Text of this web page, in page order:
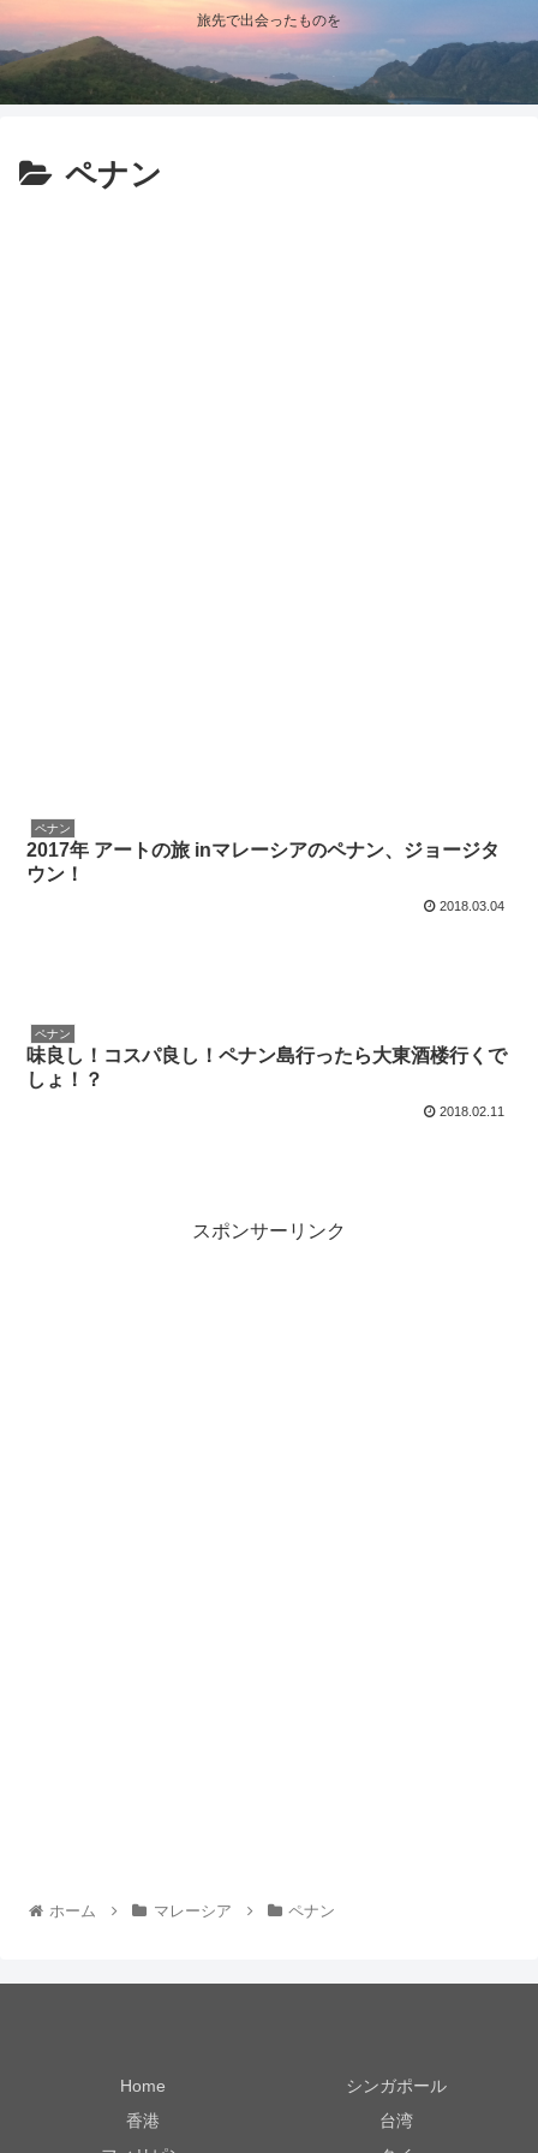
旅先で出会ったものを
ペナン
ペナン
2017年 アートの旅 inマレーシアのペナン、ジョージタ
ウン！
2018.03.04
ペナン
味良し！コスパ良し！ペナン島行ったら大東酒楼行くで
しょ！？
2018.02.11
スポンサーリンク
ホーム マレーシア ペナン
Home
シンガポール
香港
台湾